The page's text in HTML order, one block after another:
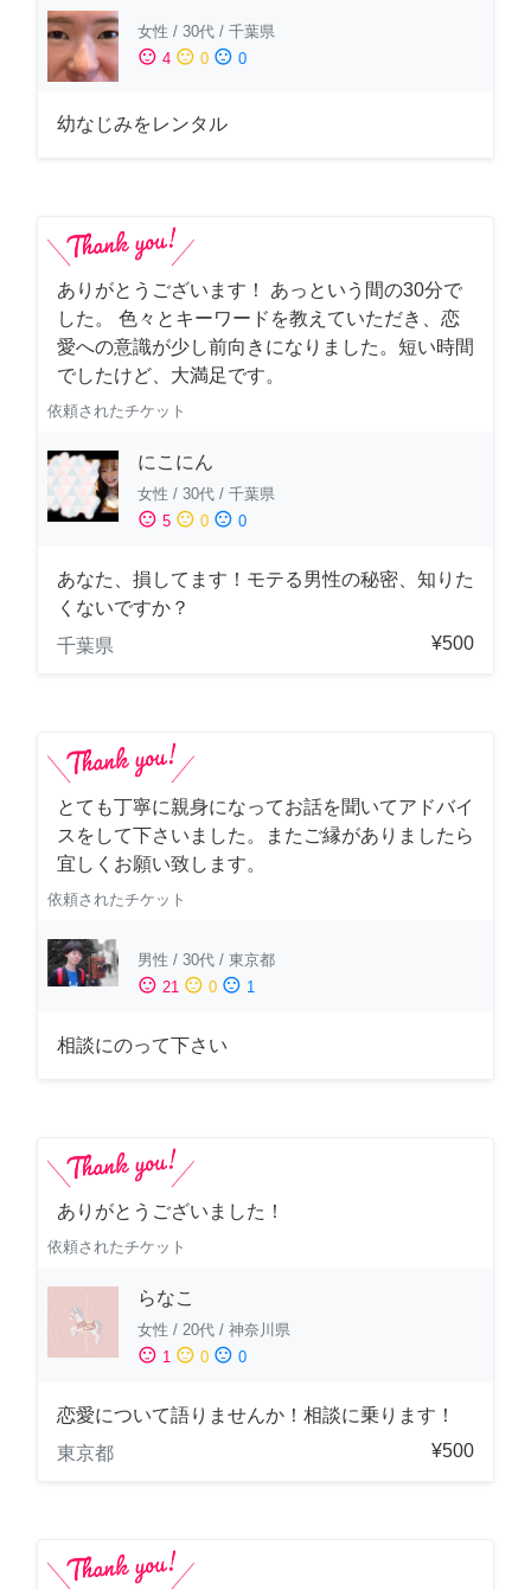
女性 / 30代 / 千葉県
sentiment_satisfied 4 sentiment_neutral 0 sentiment_dissatisfied 0
幼なじみをレンタル
ありがとうございます！ あっという間の30分で
した。 色々とキーワードを教えていただき、恋
愛への意識が少し前向きになりました。短い時間
でしたけど、大満足です。
依頼されたチケット
にこにん
女性 / 30代 / 千葉県
sentiment_satisfied 5 sentiment_neutral 0 sentiment_dissatisfied 0
あなた、損してます！モテる男性の秘密、知りた
くないですか？
千葉県
¥500
とても丁寧に親身になってお話を聞いてアドバイ
スをして下さいました。またご縁がありましたら
宜しくお願い致します。
依頼されたチケット
男性 / 30代 / 東京都
sentiment_satisfied 21 sentiment_neutral 0 sentiment_dissatisfied 1
相談にのって下さい
ありがとうございました！
依頼されたチケット
らなこ
女性 / 20代 / 神奈川県
sentiment_satisfied 1 sentiment_neutral 0 sentiment_dissatisfied 0
恋愛について語りませんか！相談に乗ります！
東京都
¥500